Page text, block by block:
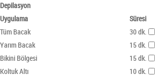
Depilasyon
Uygulama
Süresi
Tüm Bacak
30 dk.
Yarım Bacak
15 dk.
Bikini Bölgesi
15 dk.
Koltuk Altı
10 dk.